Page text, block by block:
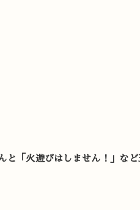
と「火遊びはしません！」など